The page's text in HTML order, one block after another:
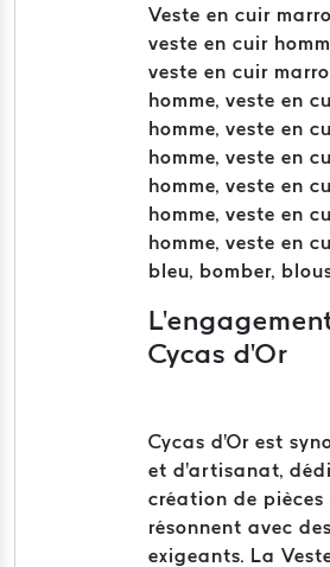
Veste en cuir
veste en cuir
veste en cuir
homme, veste en
homme, veste en
homme, veste en
homme, veste en
homme, veste en
homme, veste en
bleu, bomber,
Cycas d'Or
Cycas d'Or est
et d'artisanat,
création de pièces
résonnent avec
exigeants. La